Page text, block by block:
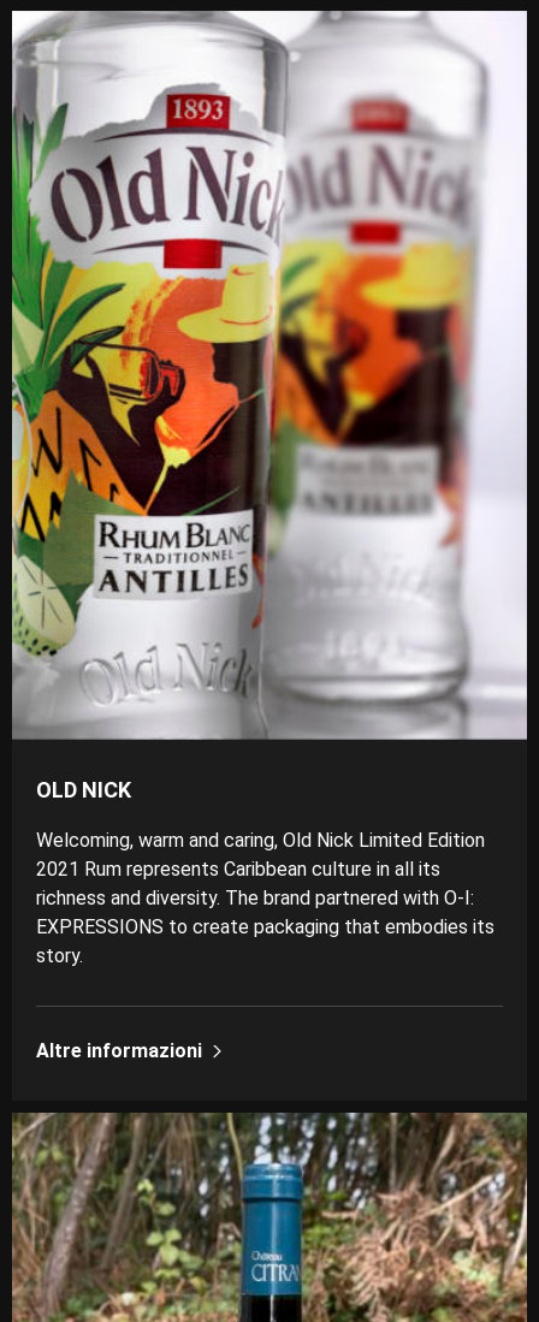
OLD NICK
Welcoming, warm and caring, Old Nick Limited Edition
2021 Rum represents Caribbean culture in all its
richness and diversity. The brand partnered with O-I:
EXPRESSIONS to create packaging that embodies its
story.
Altre informazioni